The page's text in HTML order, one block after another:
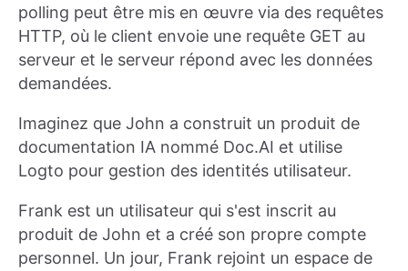
polling peut être mis en œuvre via des requêtes
HTTP, où le client envoie une requête GET au
serveur et le serveur répond avec les données
demandées.
Imaginez que John a construit un produit de
documentation IA nommé Doc.AI et utilise
Logto pour gestion des identités utilisateur.
Frank est un utilisateur qui s'est inscrit au
produit de John et a créé son propre compte
personnel. Un jour, Frank rejoint un espace de